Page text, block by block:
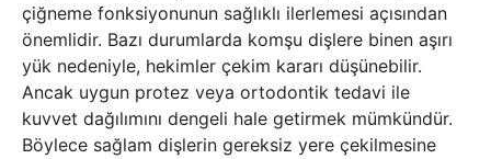
çiğneme fonksiyonunun sağlıklı ilerlemesi açısından
önemlidir. Bazı durumlarda komşu dişlere binen aşırı
yük nedeniyle, hekimler çekim kararı düşünebilir.
Ancak uygun protez veya ortodontik tedavi ile
kuvvet dağılımını dengeli hale getirmek mümkündür.
Böylece sağlam dişlerin gereksiz yere çekilmesine